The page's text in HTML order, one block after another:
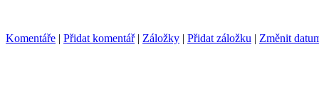
Komentáře | Přidat komentář| Záložky | Přidat záložku | Změnit